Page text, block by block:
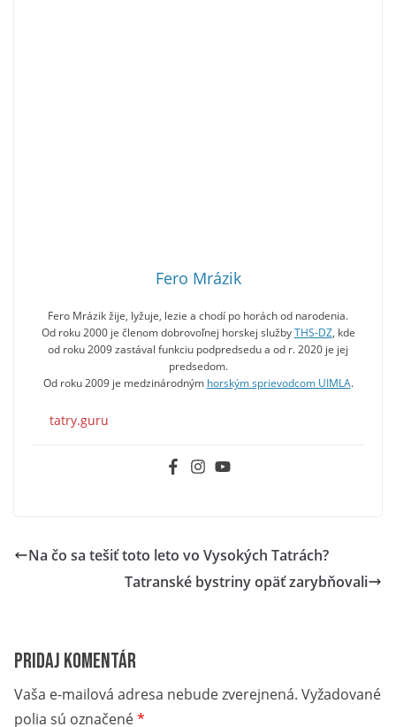
Fero Mrázik
Fero Mrázik žije, lyžuje, lezie a chodí po horách od narodenia.
Od roku 2000 je členom dobrovoľnej horskej službyTHS-DZ, kde
od roku 2009 zastával funkciu podpredsedu a od r. 2020 je jej
predsedom.
Od roku 2009 je medzinárodným horským sprievodcom UIMLA.
tatry.guru
Na čo sa tešiť toto leto vo Vysokých Tatrách?
Tatranské bystriny opäť zarybňovali
Pridaj komentár
Vaša e-mailová adresa nebude zverejnená. Vyžadované
polia sú označené*